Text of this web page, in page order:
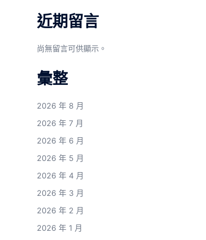
近期留言
尚無留言可供顯示。
彙整
2026 年 8 月
2026 年 7 月
2026 年 6 月
2026 年 5 月
2026 年 4 月
2026 年 3 月
2026 年 2 月
2026 年 1 月